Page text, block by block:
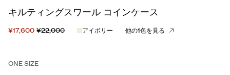
キルティングスワール コインケース
¥17,600 ¥22,000 アイボリー 他の1色を見る
ONE SIZE